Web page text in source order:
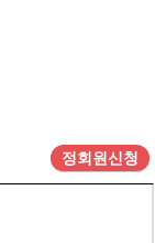
정회원신청